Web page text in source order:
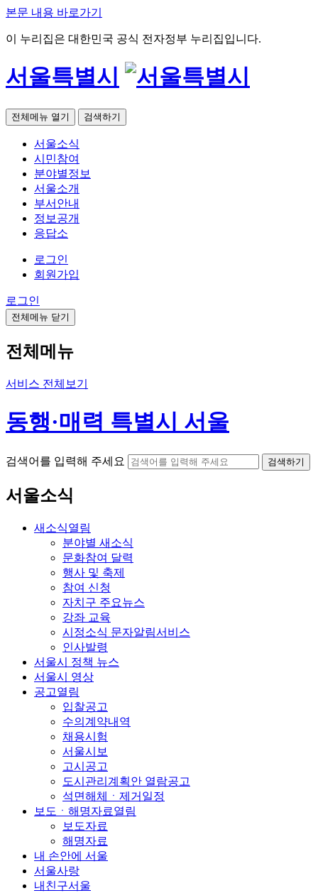
본문 내용 바로가기
이 누리집은 대한민국 공식 전자정부 누리집입니다.
서울특별시
전체메뉴 열기 검색하기
서울소식
시민참여
분야별정보
서울소개
부서안내
정보공개
응답소
로그인
회원가입
로그인
전체메뉴 닫기
전체메뉴
서비스 전체보기
동행·매력 특별시 서울
검색어를 입력해 주세요 검색하기
서울소식
새소식열림
분야별 새소식
문화참여 달력
행사 및 축제
참여 신청
자치구 주요뉴스
강좌 교육
시정소식 문자알림서비스
인사발령
서울시 정책 뉴스
서울시 영상
공고열림
입찰공고
수의계약내역
채용시험
서울시보
고시공고
도시관리계획안 열람공고
석면해체ㆍ제거일정
보도ㆍ해명자료열림
보도자료
해명자료
내 손안에 서울
서울사랑
내친구서울